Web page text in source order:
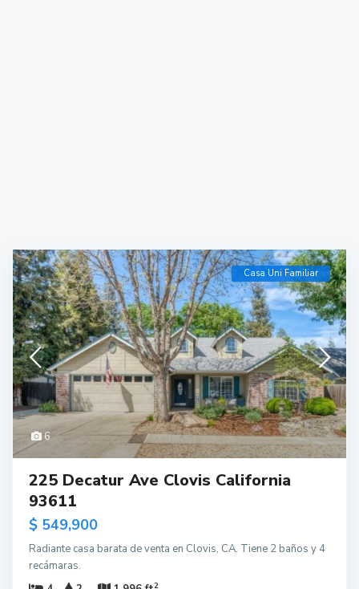
6
Casa Uni Familiar
225 Decatur Ave Clovis California
93611
$ 549,900
Radiante casa barata de venta en Clovis, CA. Tiene 2 baños y 4
recámaras.
2